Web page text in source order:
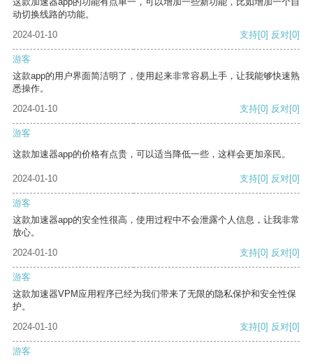
动切换线路的功能。
2024-01-10
支持[0] 反对[0]
游客
这款app的用户界面简洁明了，使用起来非常容易上手，让我能够快速熟
悉操作。
2024-01-10
支持[0] 反对[0]
游客
这款加速器app的价格有点贵，可以适当降低一些，这样会更加亲民。
2024-01-10 支持[0] 反对[0]
游客
这款加速器app的安全性很高，使用过程中不会泄露个人信息，让我非常
放心。
2024-01-10
支持[0] 反对[0]
游客
这款加速器VPM应用程序已经为我们带来了无限的隐私保护和安全性保
护。
2024-01-10
支持[0] 反对[0]
游客